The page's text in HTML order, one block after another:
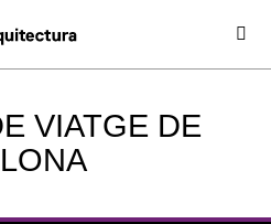
VIATGE DE